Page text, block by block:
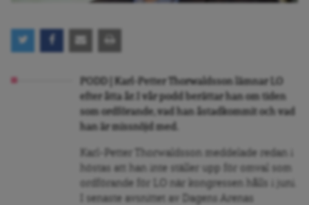
PODD | Karl-Petter Thorwaldsson lämnar LO
efter åtta år. I vår podd berättar han om tiden
som ordförande, vad han åstadkommit och vad
han är missnöjd med.
Karl-Petter Thorwaldsson meddelade redan i
höstas att han inte ställer upp för omval som
ordförande för LO när kongressen hålls i juni.
I senaste avsnittet av Dagens Arenas